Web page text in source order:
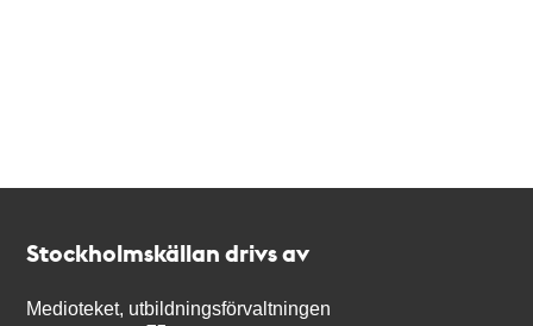
Stockholmskällan drivs av
Medioteket, utbildningsförvaltningen